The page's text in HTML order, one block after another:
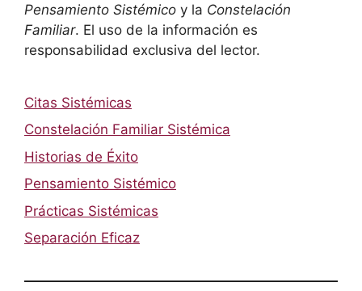
Pensamiento Sistémico y la Constelación
Familiar. El uso de la información es
responsabilidad exclusiva del lector.
Citas Sistémicas
Constelación Familiar Sistémica
Historias de Éxito
Pensamiento Sistémico
Prácticas Sistémicas
Separación Eficaz